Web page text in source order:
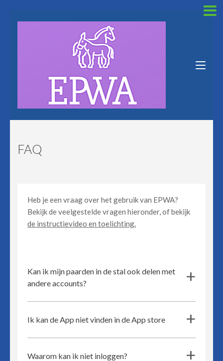
Equine Pain and
FAQ
Heb je een vraag over het gebruik van EPWA?
Bekijk de veelgestelde vragen hieronder, of bekijk
de instructievideo en toelichting.
a
Kan ik mijn paarden in de stal ook delen met
andere accounts?
a
Ik kan de App niet vinden in de App store
a
Waarom kan ik niet inloggen?